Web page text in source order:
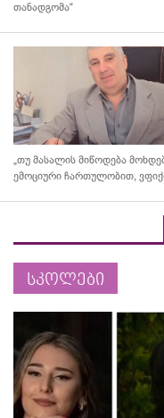
თანადგომა“
„თუ მასალის მიწოდება
ემოციური ჩართულობით,
სკოლები